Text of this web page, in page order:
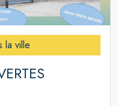
la ville